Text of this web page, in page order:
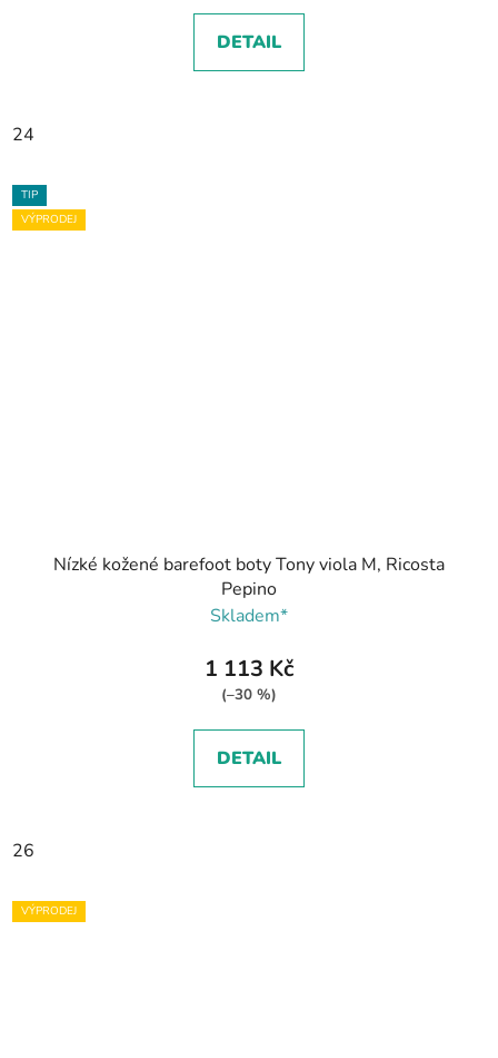
DETAIL
24
TIP
VÝPRODEJ
Nízké kožené barefoot boty Tony viola M, Ricosta
Pepino
Skladem*
1 113 Kč
(–30 %)
DETAIL
26
VÝPRODEJ